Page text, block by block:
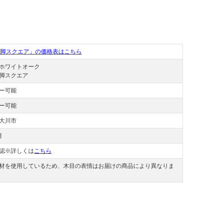
スクエア」の価格表はこちら
ワイトオーク
スクエア
可能
可能
川市
※詳しくはこちら
を使用しているため、木目の表情はお届けの商品により異なりま